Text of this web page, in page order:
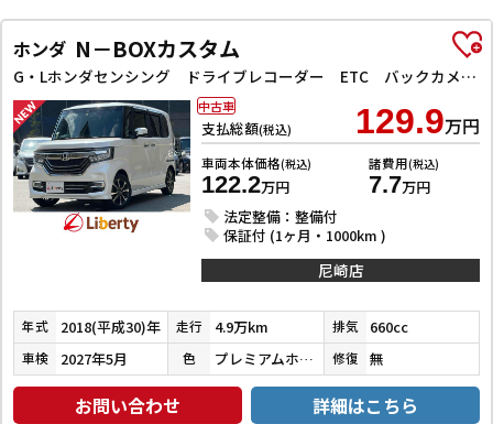
ホンダ N－BOXカスタム
G・Lホンダセンシング ドライブレコーダー ETC バックカメラ 両側スライド・片側電動 ナビ TV クリアランスソナー オートクルーズコントロール レーンアシスト 衝突被害軽減システム オートライト スマートキー
支払総額(税込) 129.9万円
車両本体価格(税込)
122.2万円
諸費用(税込)
7.7万円
法定整備：整備付
保証付 (1ヶ月・1000km )
中古車
尼崎店
年式 2018(平成30)年 走行 4.9万km 排気 660cc
車検 2027年5月 色 プレミアムホワイトパールⅡ 修復 無
お問い合わせ 詳細はこちら